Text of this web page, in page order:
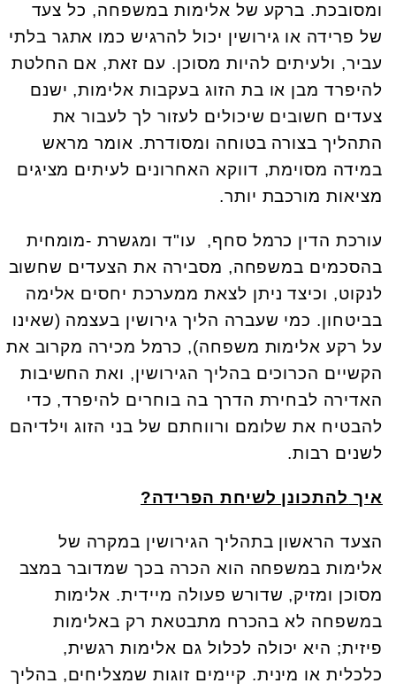
ומסובכת. ברקע של אלימות במשפחה, כל צעד
של פרידה או גירושין יכול להרגיש כמו אתגר בלתי
עביר, ולעיתים להיות מסוכן. עם זאת, אם החלטת
להיפרד מבן או בת הזוג בעקבות אלימות, ישנם
צעדים חשובים שיכולים לעזור לך לעבור את
התהליך בצורה בטוחה ומסודרת. אומר מראש
במידה מסוימת, דווקא האחרונים לעיתים מציגים
מציאות מורכבת יותר.
עורכת הדין כרמל סחף, עו"ד ומגשרת -מומחית
בהסכמים במשפחה, מסבירה את הצעדים שחשוב
לנקוט, וכיצד ניתן לצאת ממערכת יחסים אלימה
בביטחון. ​כמי שעברה הליך גירושין בעצמה (שאינו
על רקע אלימות משפחה), כרמל מכירה מקרוב את
הקשיים הכרוכים בהליך הגירושין, ואת החשיבות
האדירה לבחירת הדרך בה בוחרים להיפרד, כדי
להבטיח את שלומם ורווחתם של בני הזוג וילדיהם
לשנים רבות.
איך להתכונן לשיחת הפרידה?
הצעד הראשון בתהליך הגירושין במקרה של
אלימות במשפחה הוא הכרה בכך שמדובר במצב
מסוכן ומזיק, שדורש פעולה מיידית. אלימות
במשפחה לא בהכרח מתבטאת רק באלימות
פיזית; היא יכולה לכלול גם אלימות רגשית,
כלכלית או מינית. קיימים זוגות שמצליחים, בהליך